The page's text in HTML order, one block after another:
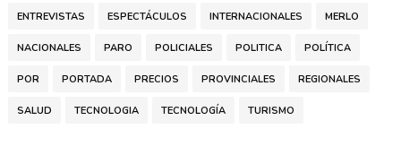
ENTREVISTAS ESPECTÁCULOS INTERNACIONALES MERLO
NACIONALES PARO POLICIALES POLITICA POLÍTICA
POR PORTADA PRECIOS PROVINCIALES REGIONALES
SALUD TECNOLOGIA TECNOLOGÍA TURISMO